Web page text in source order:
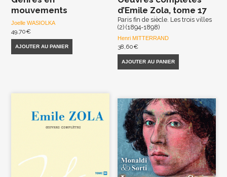
mouvements
Joelle WASIOLKA
49,70€
AJOUTER AU PANIER
d’Emile Zola, tome 17
Paris fin de siècle. Les trois villes
(2) (1894-1898)
Henri MITTERRAND
38,60€
AJOUTER AU PANIER